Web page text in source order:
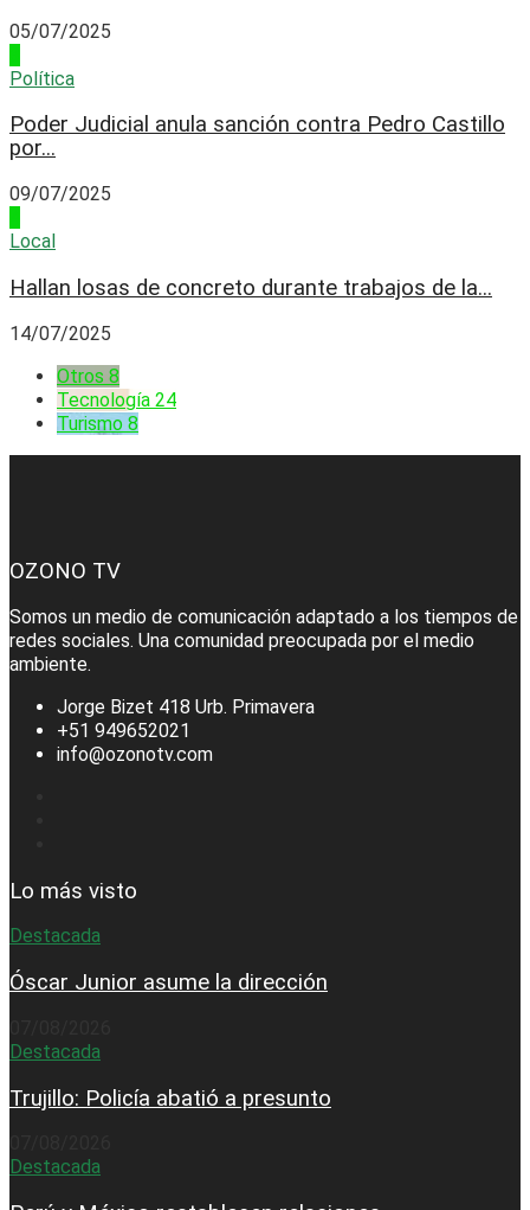
05/07/2025
Política
Poder Judicial anula sanción contra Pedro Castillo
por...
09/07/2025
Local
Hallan losas de concreto durante trabajos de la...
14/07/2025
Otros 8
Tecnología 24
Turismo 8
OZONO TV
Somos un medio de comunicación adaptado a los tiempos de
redes sociales. Una comunidad preocupada por el medio
ambiente.
Jorge Bizet 418 Urb. Primavera
+51 949652021
info@ozonotv.com
Lo más visto
Destacada
Óscar Junior asume la dirección
Destacada
Trujillo: Policía abatió a presunto
Destacada